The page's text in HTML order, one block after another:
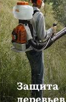
Защита
деревьев